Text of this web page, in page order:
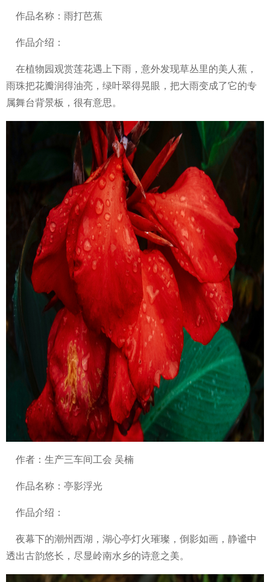
作品名称：雨打芭蕉
作品介绍：
在植物园观赏莲花遇上下雨，意外发现草丛里的美人蕉，
雨珠把花瓣润得油亮，绿叶翠得晃眼，把大雨变成了它的专
属舞台背景板，很有意思。
作者：生产三车间工会 吴楠
作品名称：亭影浮光
作品介绍：
夜幕下的潮州西湖，湖心亭灯火璀璨，倒影如画，静谧中
透出古韵悠长，尽显岭南水乡的诗意之美。